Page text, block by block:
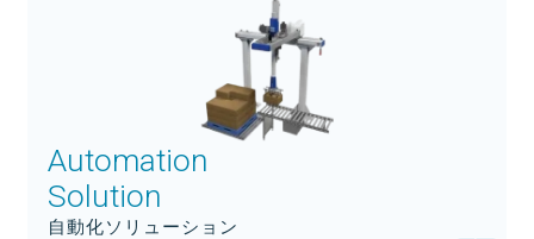
Automation
Solution
自動化ソリューション